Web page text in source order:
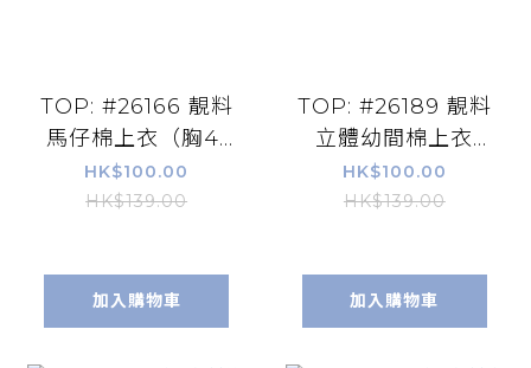
TOP: #26166 靚料
馬仔棉上衣（胸41
腰44 長23）
HK$100.00
HK$139.00
加入購物車
TOP: #26189 靚料
立體幼間棉上衣
（胸40 腰40 長
25）
HK$100.00
HK$139.00
加入購物車